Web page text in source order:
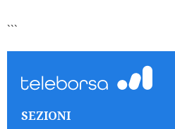
```
SEZIONI